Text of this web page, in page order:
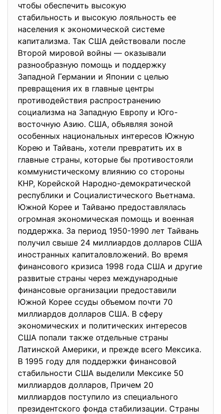
чтобы обеспечить высокую
стабильность и высокую лояльность ее
населения к экономической системе
капитализма. Так США действовали после
Второй мировой войны — оказывали
разнообразную помощь и поддержку
Западной Германии и Японии с целью
превращения их в главные центры
противодействия распространению
социализма на Западную Европу и Юго-
восточную Азию. США, объявляя зоной
особенных национальных интересов Южную
Корею и Тайвань, хотели превратить их в
главные страны, которые бы противостояли
коммунистическому влиянию со стороны
КНР, Корейской Народно-демократической
республики и Социалистического Вьетнама.
Южной Корее и Тайваню предоставлялась
огромная экономическая помощь и военная
поддержка. За период 1950-1990 лет Тайвань
получил свыше 24 миллиардов долларов США
иностранных капиталовложений. Во время
финансового кризиса 1998 года США и другие
развитые страны через международные
финансовые организации предоставили
Южной Корее ссуды объемом почти 70
миллиардов долларов США. В сферу
экономических и политических интересов
США попали также отдельные страны
Латинской Америки, и прежде всего Мексика.
В 1995 году для поддержки финансовой
стабильности США выделили Мексике 50
миллиардов долларов, Причем 20
миллиардов поступило из специального
президентского фонда стабилизации. Страны